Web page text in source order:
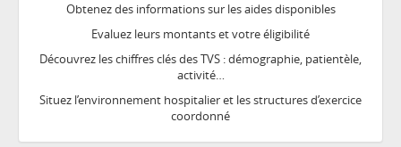
Obtenez des informations sur les aides disponibles
Evaluez leurs montants et votre éligibilité
Découvrez les chiffres clés des TVS : démographie, patientèle,
activité…
Situez l’environnement hospitalier et les structures d’exercice
coordonné